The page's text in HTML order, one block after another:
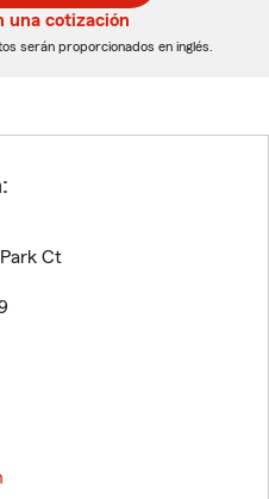
una cotización
serán proporcionados en inglés.
Ct